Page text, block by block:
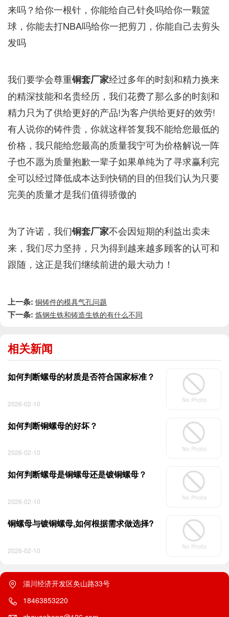
来吗？给你一根针，你能给自己针灸吗给你一颗篮
球，你能去打NBA吗给你一把剪刀，你能自己去剪头
发吗
我们要学会尊重铜套厂家经过多年的时刻和精力换来
的精深技能和名贵经历，我们花费了那么多的时刻和
精力只为了供给更好的产品!为客户供给更好的效劳!
有人说你的铸件贵，你就这样答复我不能给您最低的
价格，我只能给您最高的质量我宁可为价格解说一阵
子也不愿为质量抱歉一辈子如果单纯为了寻求赢利完
全可以经过降低成本达到快销的目的但我们认为只要
完美的质量才是我们值得骄傲的
为了许诺，我们铜套厂家不会因短期的利益出卖未
来，我们尽力坚持，只为得到越来越多顾客的认可和
跟随，这正是我们继续前进的最大动力！
上一条: 铜铸件的模具气孔问题
下一条: 炼钢生铁和铸造生铁的有什么不同
相关新闻
如何判断螺母的材质是否符合国家标准？
2026-02-10
如何判断铜螺母的好坏？
2026-02-10
如何判断螺母是铜螺母还是镀铜螺母？
2026-02-10
铜螺母与镀铜螺母,如何根据需求做选择?
2026-02-10
淄川经济开发区奂山路33号
18463853220